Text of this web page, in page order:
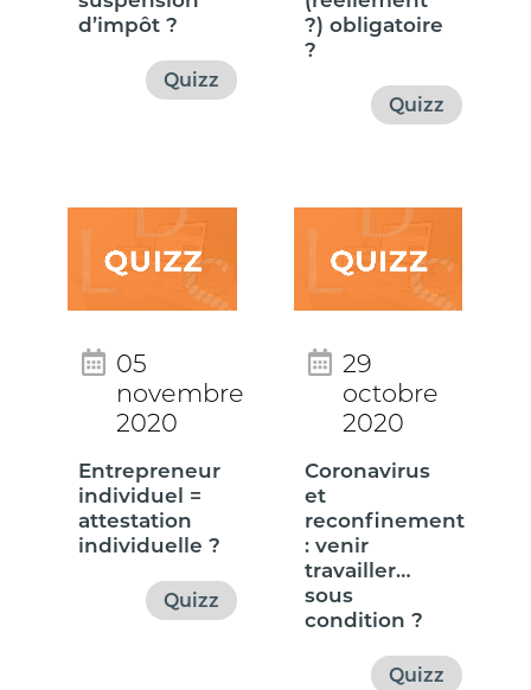
d’impôt ?
Quizz
?) obligatoire
?
Quizz
05
novembre
2020
Entrepreneur
individuel =
attestation
individuelle ?
Quizz
29
octobre
2020
Coronavirus
et
reconfinement
: venir
travailler…
sous
condition ?
Quizz